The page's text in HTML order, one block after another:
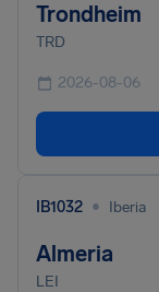
Trondheim
TRD
2026-08-06
IB1032 • Iberia
Almeria
LEI